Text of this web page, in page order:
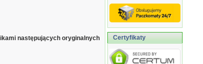
następujących oryginalnych
Certyfikaty